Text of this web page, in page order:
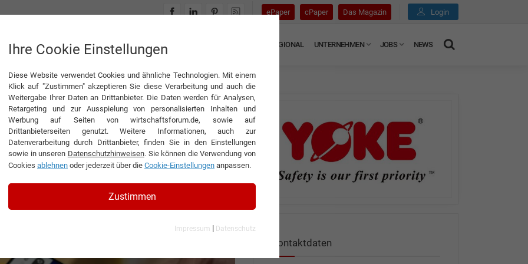
ePaper cPaper Das Magazin Login
INTERVIEWS REGIONAL UNTERNEHMEN JOBS NEWS
Ambitionen
der YOKE GmbH & Co. KG
Kontaktdaten
Ihre Cookie Einstellungen
Diese Website verwendet Cookies und ähnliche Technologien. Mit einem
Klick auf "Zustimmen" akzeptieren Sie diese Verarbeitung und auch die
Weitergabe Ihrer Daten an Drittanbieter. Die Daten werden für Analysen,
Retargeting und zur Ausspielung von personalisierten Inhalten und
Werbung auf Seiten von wirtschaftsforum.de, sowie auf
Drittanbieterseiten genutzt. Weitere Informationen, auch zur
Datenverarbeitung durch Drittanbieter, finden Sie in den Einstellungen
sowie in unseren Datenschutzhinweisen. Sie können die Verwendung von
Cookies ablehnen oder jederzeit über die Cookie-Einstellungen anpassen.
Zustimmen
Impressum | Datenschutz